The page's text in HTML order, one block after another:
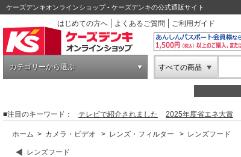
ケーズデンキオンラインショップ - ケーズデンキの公式通販サイト
はじめての方へ
よくあるご質問 ご利用ガイド
カテゴリーから選ぶ すべての商品
■注目のキーワード： テレビで紹介されました 2025年度省エネ大賞
ホーム > カメラ・ビデオ > レンズ・フィルター > レンズフード
レンズフード